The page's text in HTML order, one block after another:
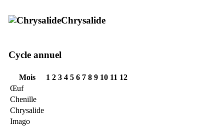
Chrysalide
Cycle annuel
Mois 1 2 3 4 5 6 7 8 9 10 11 12
Œuf
Chenille
Chrysalide
Imago